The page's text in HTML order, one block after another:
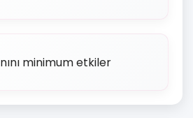
minimum etkiler